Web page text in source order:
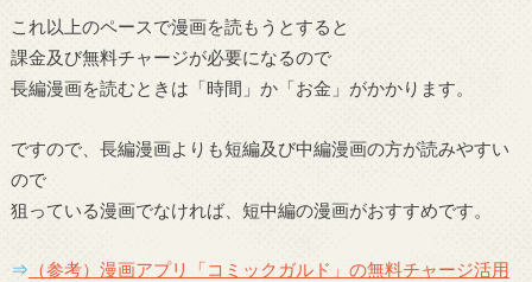
これ以上のペースで漫画を読もうとすると
課金及び無料チャージが必要になるので
長編漫画を読むときは「時間」か「お金」がかかります。
ですので、長編漫画よりも短編及び中編漫画の方が読みやすい
ので
狙っている漫画でなければ、短中編の漫画がおすすめです。
⇒ （参考）漫画アプリ「コミックガルド」の無料チャージ活用